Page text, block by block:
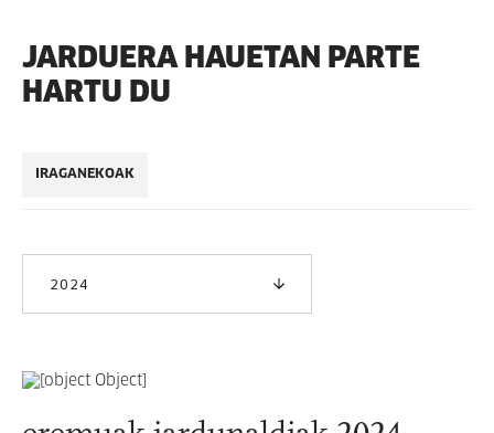
JARDUERA HAUETAN PARTE
HARTU DU
IRAGANEKOAK
2024